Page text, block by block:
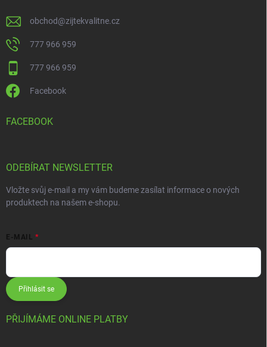
obchod@zijtekvalitne.cz
777 966 959
777 966 959
Facebook
FACEBOOK
ODEBÍRAT NEWSLETTER
Vložte svůj e-mail a my vám budeme zasílat informace o nových
produktech na našem e-shopu.
E-MAIL
Přihlásit se
PŘIJÍMÁME ONLINE PLATBY